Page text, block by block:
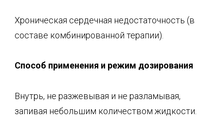
Хроническая сердечная недостаточность (в
составе комбинированной терапии).
Способ применения и режим дозирования
Внутрь, не разжевывая и не разламывая,
запивая небольшим количеством жидкости.